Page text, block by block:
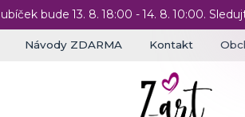
bude 13. 8. 18:00 - 14. 8. 10:00.
Návody ZDARMA Kontakt